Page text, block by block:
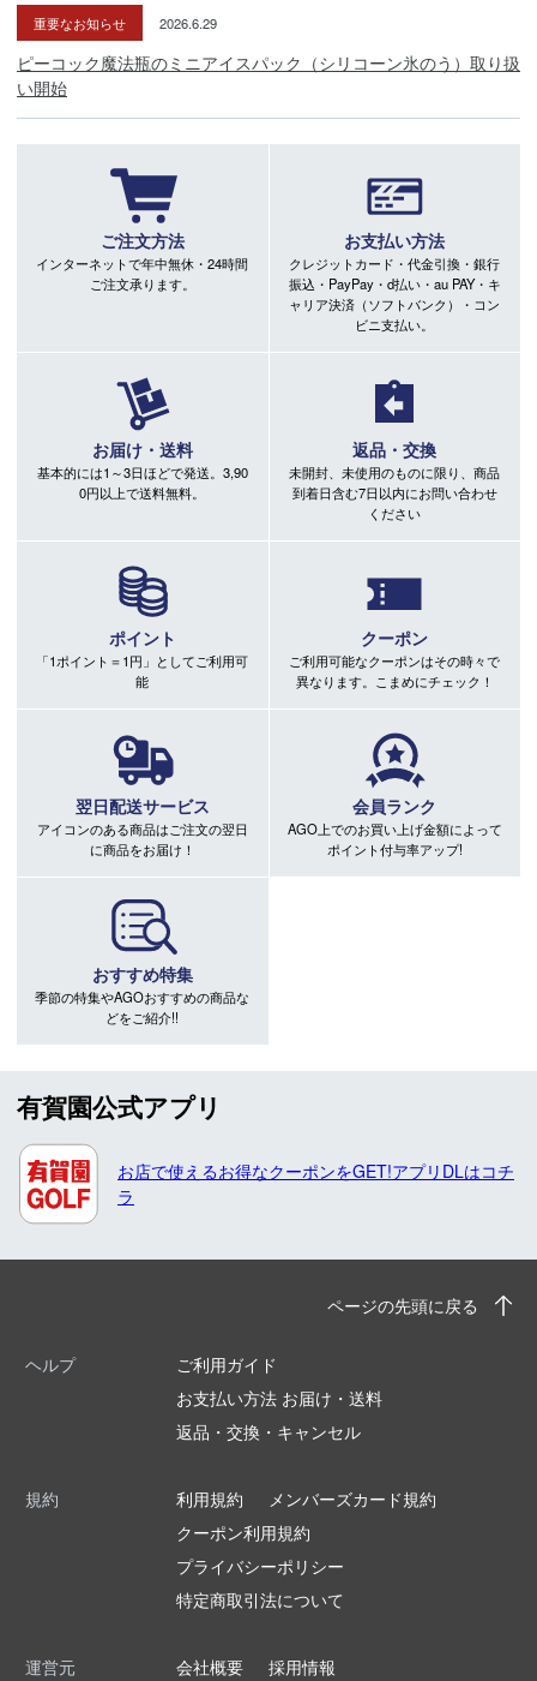
重要なお知らせ 2026.6.29
ピーコック魔法瓶のミニアイスパック（シリコーン氷のう）取り扱
い開始
ご注文方法
インターネットで年中無休・24時間
ご注文承ります。
お支払い方法
クレジットカード・代金引換・銀行
振込・PayPay・d払い・au PAY・キ
ャリア決済（ソフトバンク）・コン
ビニ支払い。
お届け・送料
基本的には1～3日ほどで発送。3,90
0円以上で送料無料。
返品・交換
未開封、未使用のものに限り、商品
到着日含む7日以内にお問い合わせ
ください
ポイント
「1ポイント＝1円」としてご利用可
能
クーポン
ご利用可能なクーポンはその時々で
異なります。こまめにチェック！
翌日配送サービス
アイコンのある商品はご注文の翌日
に商品をお届け！
会員ランク
AGO上でのお買い上げ金額によって
ポイント付与率アップ!
おすすめ特集
季節の特集やAGOおすすめの商品な
どをご紹介!!
有賀園公式アプリ
お店で使えるお得なクーポンをGET!アプリDLはコチ
ラ
ページの先頭に戻る
ヘルプ
ご利用ガイド
お支払い方法 お届け・送料
返品・交換・キャンセル
規約 利用規約
メンバーズカード規約
クーポン利用規約
プライバシーポリシー
特定商取引法について
運営元 会社概要 採用情報